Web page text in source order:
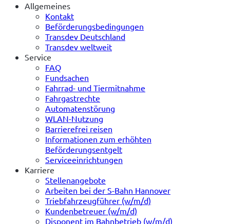
Allgemeines
Kontakt
Beförderungsbedingungen
Transdev Deutschland
Transdev weltweit
Service
FAQ
Fundsachen
Fahrrad- und Tiermitnahme
Fahrgastrechte
Automatenstörung
WLAN-Nutzung
Barrierefrei reisen
Informationen zum erhöhten
Beförderungsentgelt
Serviceeinrichtungen
Karriere
Stellenangebote
Arbeiten bei der S-Bahn Hannover
Triebfahrzeugführer (w/m/d)
Kundenbetreuer (w/m/d)
Disponent im Bahnbetrieb (w/m/d)